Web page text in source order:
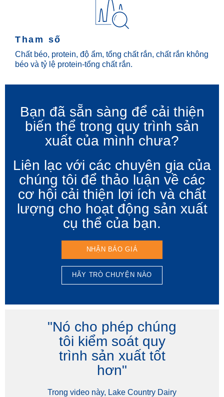
Tham số
Chất béo, protein, độ ẩm, tổng chất rắn, chất rắn không
béo và tỷ lệ protein-tổng chất rắn.
Bạn đã sẵn sàng để cải thiện
biến thể trong quy trình sản
xuất của mình chưa?
Liên lạc với các chuyên gia của
chúng tôi để thảo luận về các
cơ hội cải thiện lợi ích và chất
lượng cho hoạt động sản xuất
cụ thể của bạn.
NHẬN BÁO GIÁ
HÃY TRÒ CHUYỆN NÀO
"Nó cho phép chúng
tôi kiểm soát quy
trình sản xuất tốt
hơn"
Trong video này, Lake Country Dairy